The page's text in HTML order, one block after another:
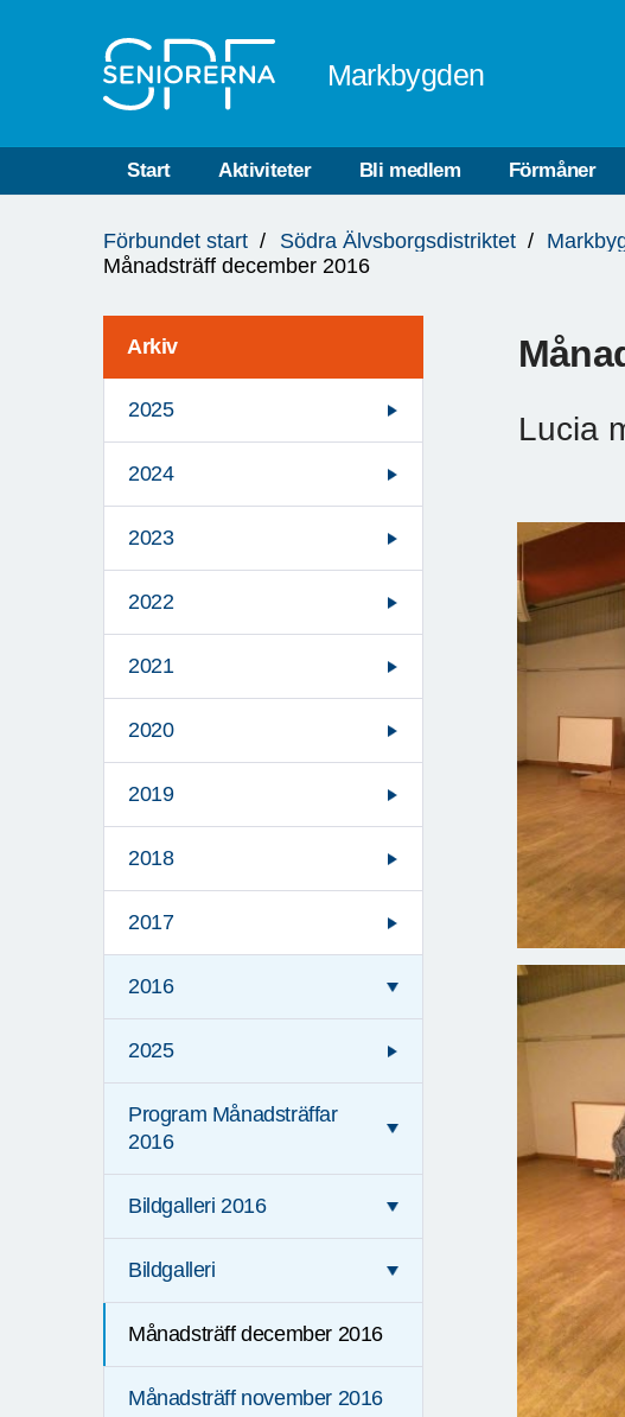
Markbygden
Start Aktiviteter Bli medlem Förmåner
är
Förbundet start Södra Älvsborgsdistriktet
Månadsträff december 2016
Arkiv
2025
2024
2023
2022
2021
2020
2019
2018
2017
2016
2025
Program Månadsträffar
2016
Bildgalleri 2016
Bildgalleri
Månadsträff december 2016
Månadsträff november 2016
Lucia